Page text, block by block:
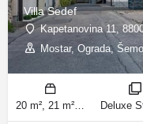
Villa Sedef
Kapetanovina 11,
Mostar, Ograda,